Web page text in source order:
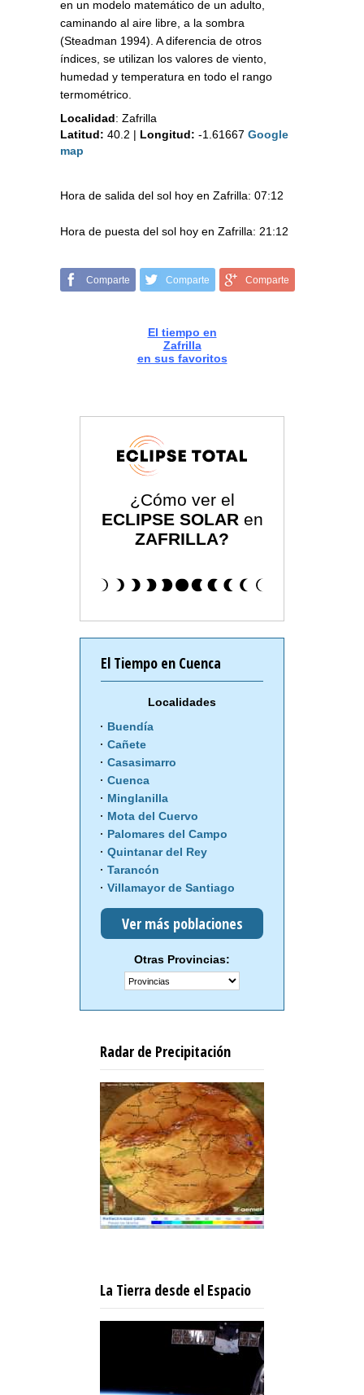
en un modelo matemático de un adulto,
caminando al aire libre, a la sombra
(Steadman 1994). A diferencia de otros
índices, se utilizan los valores de viento,
humedad y temperatura en todo el rango
termométrico.
Localidad: Zafrilla
Latitud: 40.2 | Longitud: -1.61667 Google
map
Hora de salida del sol hoy en Zafrilla: 07:12
Hora de puesta del sol hoy en Zafrilla: 21:12
Comparte Comparte Comparte
El tiempo en
Zafrilla
en sus favoritos
¿Cómo ver el
ECLIPSE SOLAR en
ZAFRILLA?
El Tiempo en Cuenca
Localidades
Buendía
Cañete
Casasimarro
Cuenca
Minglanilla
Mota del Cuervo
Palomares del Campo
Quintanar del Rey
Tarancón
Villamayor de Santiago
Ver más poblaciones
Otras Provincias:
Radar de Precipitación
La Tierra desde el Espacio